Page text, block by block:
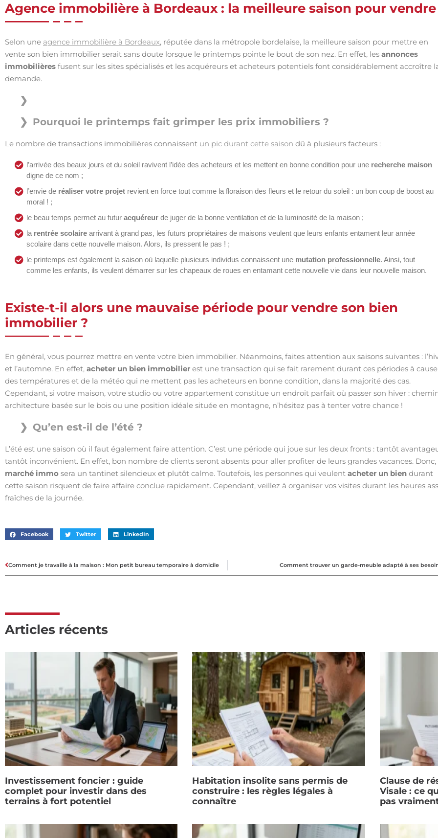
Agence immobilière à Bordeaux : la meilleure saison pour vendre
Selon une agence immobilière à Bordeaux, réputée dans la métropole bordelaise, la meilleure saison pour mettre en
vente son bien immobilier serait sans doute lorsque le printemps pointe le bout de son nez. En effet, les annonces
immobilières fusent sur les sites spécialisés et les acquéreurs et acheteurs potentiels font considérablement accroître
demande.
Pourquoi le printemps fait grimper les prix immobiliers ?
Le nombre de transactions immobilières connaissent un pic durant cette saison dû à plusieurs facteurs :
l’arrivée des beaux jours et du soleil ravivent l’idée des acheteurs et les mettent en bonne condition pour une recherche maison
digne de ce nom ;
l’envie de réaliser votre projet revient en force tout comme la floraison des fleurs et le retour du soleil : un bon coup de boost au
moral ! ;
le beau temps permet au futur acquéreur de juger de la bonne ventilation et de la luminosité de la maison ;
la rentrée scolaire arrivant à grand pas, les futurs propriétaires de maisons veulent que leurs enfants entament leur année
scolaire dans cette nouvelle maison. Alors, ils pressent le pas ! ;
le printemps est également la saison où laquelle plusieurs individus connaissent une mutation professionnelle. Ainsi, tout
comme les enfants, ils veulent démarrer sur les chapeaux de roues en entamant cette nouvelle vie dans leur nouvelle maison.
Existe-t-il alors une mauvaise période pour vendre son bien
immobilier ?
En général, vous pourrez mettre en vente votre bien immobilier. Néanmoins, faites attention aux saisons suivantes :
et l’automne. En effet, acheter un bien immobilier est une transaction qui se fait rarement durant ces périodes à cause
des températures et de la météo qui ne mettent pas les acheteurs en bonne condition, dans la majorité des cas.
Cependant, si votre maison, votre studio ou votre appartement constitue un endroit parfait où passer son hiver :
architecture basée sur le bois ou une position idéale située en montagne, n’hésitez pas à tenter votre chance !
Qu’en est-il de l’été ?
L’été est une saison où il faut également faire attention. C’est une période qui joue sur les deux fronts : tantôt
tantôt inconvénient. En effet, bon nombre de clients seront absents pour aller profiter de leurs grandes vacances. Donc,
marché immo sera un tantinet silencieux et plutôt calme. Toutefois, les personnes qui veulent acheter un bien durant
cette saison risquent de faire affaire conclue rapidement. Cependant, veillez à organiser vos visites durant les heures
fraîches de la journée.
Facebook Twitter LinkedIn
Comment je travaille à la maison : Mon petit bureau temporaire à domicile Comment trouver un garde-meuble adapté à ses
Articles récents
Investissement foncier : guide
complet pour investir dans des
terrains à fort potentiel
Habitation insolite sans permis de
construire : les règles légales à
connaître
Clause de
Visale : ce
pas